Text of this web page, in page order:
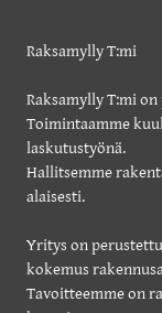
Raksamylly T:mi
Raksamylly T:mi
Toimintaamme
laskutustyönä.
Hallitsemme
alaisesti.
Yritys on
kokemus
Tavoitteemme on